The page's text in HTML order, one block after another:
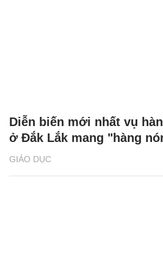
GIÁO DỤC
Diễn biến mới nhất vụ
ở Đắk Lắk mang "hàng